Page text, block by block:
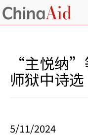
“主悦纳”
师狱中诗选
5/11/2024